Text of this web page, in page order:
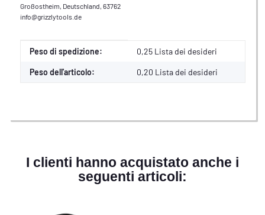
Großostheim, Deutschland, 63762
info@grizzlytools.de
Caratteristica del prodotto
Valore
Peso di spedizione: 0,25 Lista dei desideri
Peso dell'articolo: 0,20 Lista dei desideri
I clienti hanno acquistato anche i
seguenti articoli: